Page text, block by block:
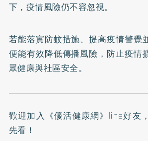
下，疫情風險仍不容忽視。
若能落實防蚊措施、提高疫情警覺
便能有效降低傳播風險，防止疫情
眾健康與社區安全。
歡迎加入 《優活健康網》line好友
先看！